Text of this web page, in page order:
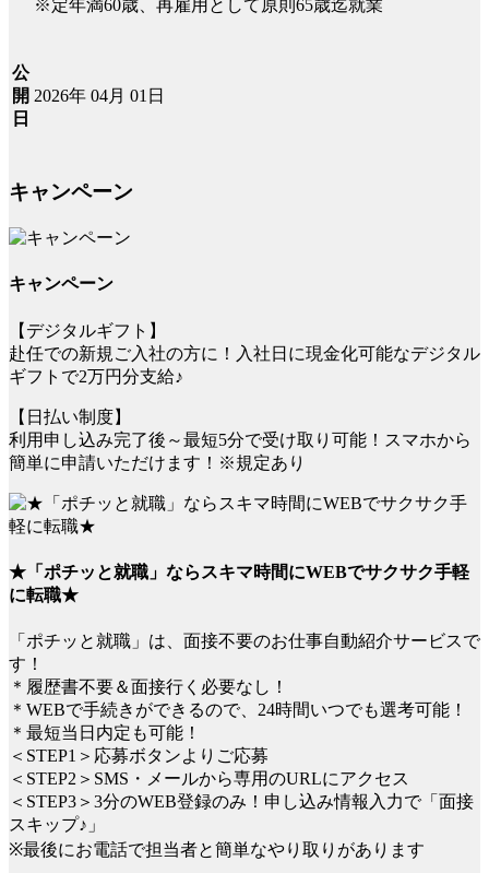
※定年満60歳、再雇用として原則65歳迄就業
公
開
日
2026年 04月 01日
キャンペーン
キャンペーン
【デジタルギフト】
赴任での新規ご入社の方に！入社日に現金化可能なデジタル
ギフトで2万円分支給♪
【日払い制度】
利用申し込み完了後～最短5分で受け取り可能！スマホから
簡単に申請いただけます！※規定あり
★「ポチッと就職」ならスキマ時間にWEBでサクサク手軽
に転職★
「ポチッと就職」は、面接不要のお仕事自動紹介サービスで
す！
＊履歴書不要＆面接行く必要なし！
＊WEBで手続きができるので、24時間いつでも選考可能！
＊最短当日内定も可能！
＜STEP1＞応募ボタンよりご応募
＜STEP2＞SMS・メールから専用のURLにアクセス
＜STEP3＞3分のWEB登録のみ！申し込み情報入力で「面接
スキップ♪」
※最後にお電話で担当者と簡単なやり取りがあります